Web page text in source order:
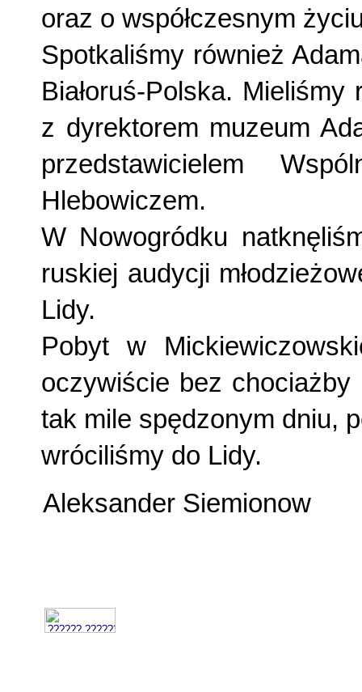
oraz o współczesnym
Spotkaliśmy również
Białoruś-Polska.
z dyrektorem muzeum
przedstawicielem
Hlebowiczem.
W Nowogródku
ruskiej audycji
Lidy.
Pobyt w
oczywiście bez
tak mile spędzonym dniu,
wróciliśmy do Lidy.
Aleksander Siemionow